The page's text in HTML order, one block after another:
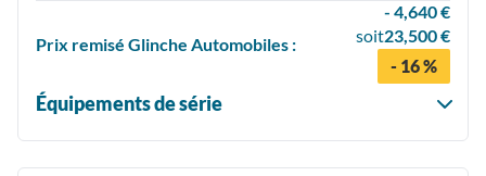
Prix remisé Glinche Automobiles :
- 4,640 €
soit23,500 €
- 16 %
Équipements de série